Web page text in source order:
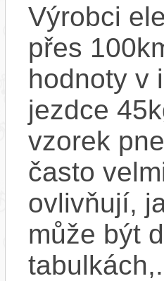
Výrobci
přes
hodnoty v
jezdce
vzorek
často
ovlivňují,
může být